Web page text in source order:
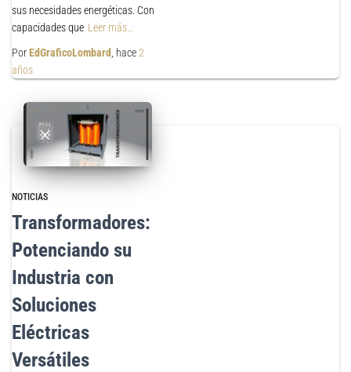
sus necesidades energéticas. Con
capacidades que Leer más…
PorEdGraficoLombard , hace2
años
NOTICIAS
Transformadores:
Potenciando su
Industria con
Soluciones
Eléctricas
Versátiles